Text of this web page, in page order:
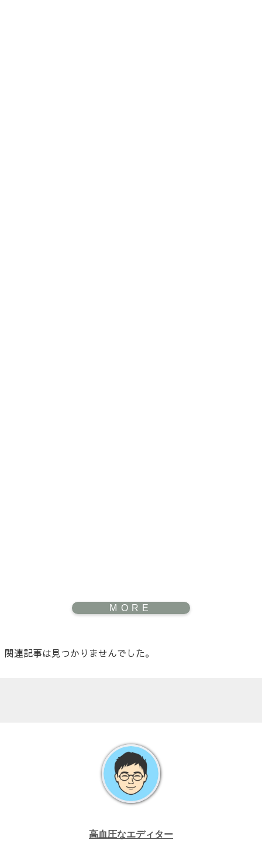
関連記事は見つかりませんでした。
高血圧なエディター